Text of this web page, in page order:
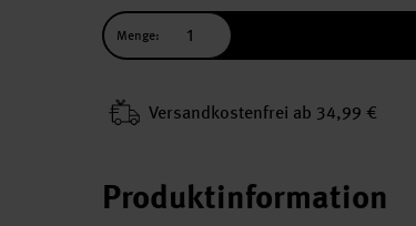
Menge:
Versand­kosten­frei ab 34,99 €
Produktinformation